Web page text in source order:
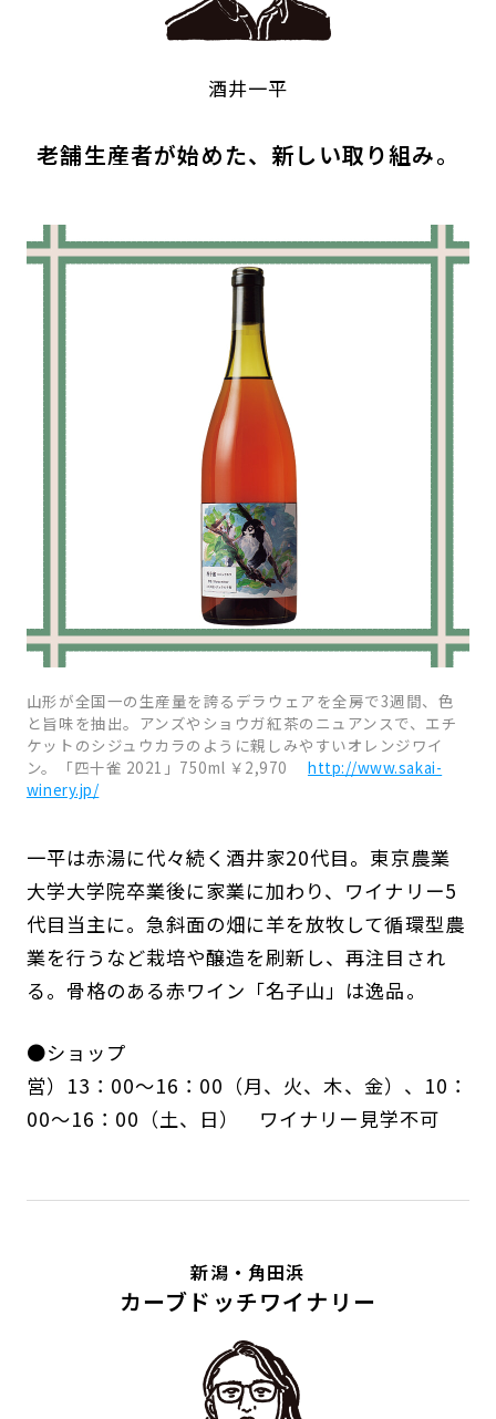
酒井一平
老舗生産者が始めた、新しい取り組み。
山形が全国一の生産量を誇るデラウェアを全房で3週間、色
と旨味を抽出。アンズやショウガ紅茶のニュアンスで、エチ
ケットのシジュウカラのように親しみやすいオレンジワイ
ン。「四十雀 2021」750ml ￥2,970 http://www.sakai-
winery.jp/
一平は赤湯に代々続く酒井家20代目。東京農業
大学大学院卒業後に家業に加わり、ワイナリー5
代目当主に。急斜面の畑に羊を放牧して循環型農
業を行うなど栽培や醸造を刷新し、再注目され
る。骨格のある赤ワイン「名子山」は逸品。
●ショップ
営）13：00～16：00（月、火、木、金）、10：
00～16：00（土、日） ワイナリー見学不可
新潟・角田浜
カーブドッチワイナリー